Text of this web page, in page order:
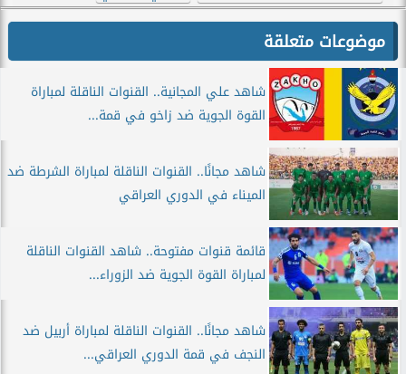
موضوعات متعلقة
شاهد علي المجانية.. القنوات الناقلة لمباراة
القوة الجوية ضد زاخو في قمة...
شاهد مجانًا.. القنوات الناقلة لمباراة الشرطة ضد
الميناء في الدوري العراقي
قائمة قنوات مفتوحة.. شاهد القنوات الناقلة
لمباراة القوة الجوية ضد الزوراء...
شاهد مجانًا.. القنوات الناقلة لمباراة أربيل ضد
النجف في قمة الدوري العراقي...